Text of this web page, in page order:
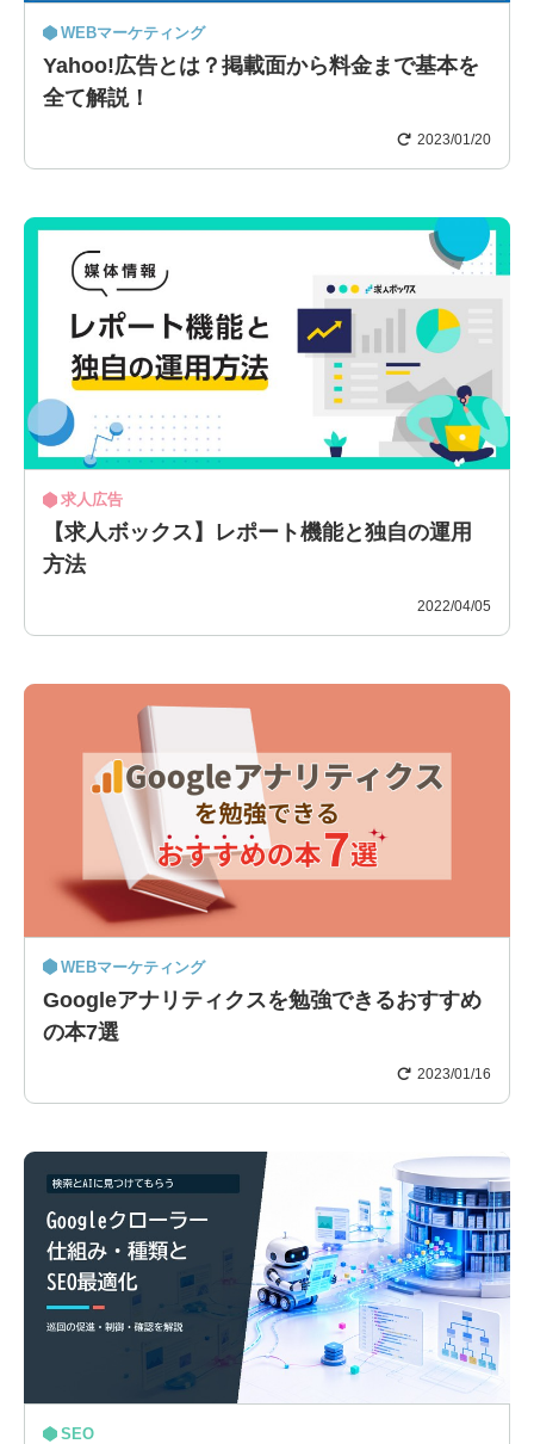
WEBマーケティング
Yahoo!広告とは？掲載面から料金まで基本を
全て解説！
2023/01/20
求人広告
【求人ボックス】レポート機能と独自の運用
方法
2022/04/05
WEBマーケティング
Googleアナリティクスを勉強できるおすすめ
の本7選
2023/01/16
SEO